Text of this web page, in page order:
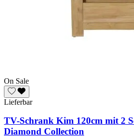
On Sale
Lieferbar
TV-Schrank Kim 120cm mit 2
Diamond Collection